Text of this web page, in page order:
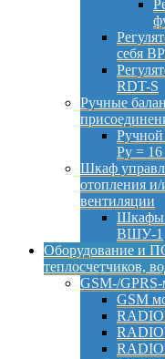
себя
RDT-S
Ручные
Py = 16
Шкаф
отопления
вентиляции
Шкафы
ВШУ-1
Оборудование и
теплосчетчиков,
GSM-/
GSM